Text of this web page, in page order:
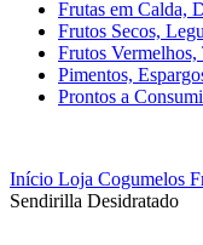
Frutas em Calda,
Frutos Secos,
Frutos
Pimentos,
Prontos a
Início Loja Cogumelos
Sendirilla Desidratado